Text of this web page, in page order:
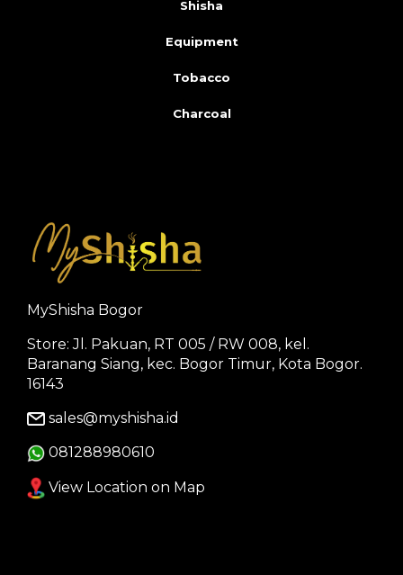
Shisha
Equipment
Tobacco
Charcoal
MyShisha Bogor
Store: Jl. Pakuan, RT 005 / RW 008, kel.
Baranang Siang, kec. Bogor Timur, Kota Bogor.
16143
sales@myshisha.id
081288980610
View Location on Map